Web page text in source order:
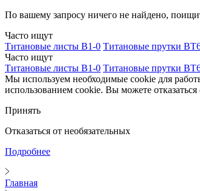
По вашему запросу ничего не найдено,
Часто ищут
Титановые листы В1-0 Титановые прутки
Часто ищут
Титановые листы В1-0 Титановые прутки
Мы используем необходимые cookie для
использованием cookie. Вы можете отказаться
Принять
Отказаться от необязательных
Подробнее
Главная